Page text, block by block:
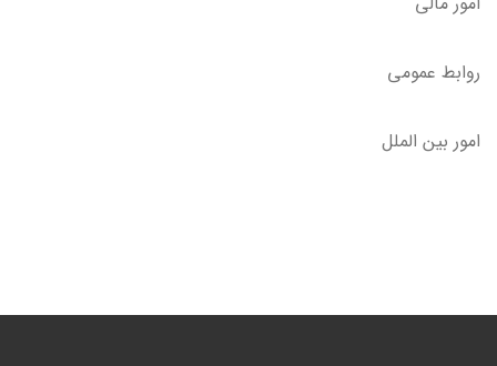
روابط عمومی
امور بین الملل